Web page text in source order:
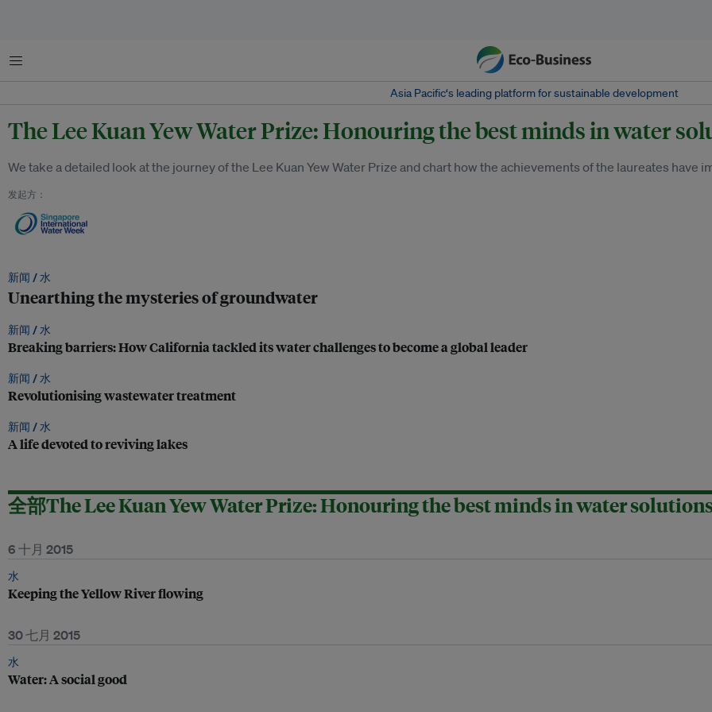
菜单
Asia Pacific‘s leading platform for sustainable development
The Lee Kuan Yew Water Prize: Honouring the best minds in water
We take a detailed look at the journey of the Lee Kuan Yew Water Prize and chart how the achievements of the laureates
发起方：
新闻 /水
Unearthing the mysteries of groundwater
新闻 /水
Breaking barriers: How California tackled its water challenges to become a global leader
新闻 /水
Revolutionising wastewater treatment
新闻 /水
A life devoted to reviving lakes
全部The Lee Kuan Yew Water Prize: Honouring the best minds in water
6 十月 2015
水
Keeping the Yellow River flowing
30 七月 2015
水
Water: A social good